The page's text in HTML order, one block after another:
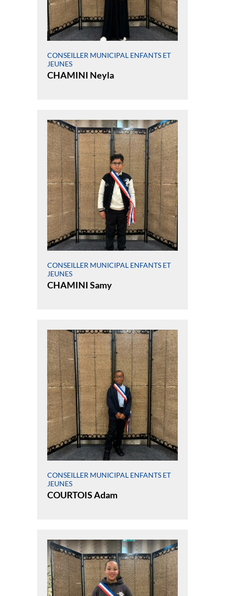
CONSEILLER MUNICIPAL ENFANTS ET
JEUNES
CHAMINI Neyla
CONSEILLER MUNICIPAL ENFANTS ET
JEUNES
CHAMINI Samy
CONSEILLER MUNICIPAL ENFANTS ET
JEUNES
COURTOIS Adam